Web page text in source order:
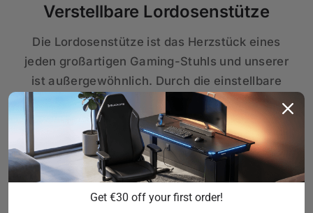
Verstellbare Lordosenstütze
Die Lordosenstütze ist das Herzstück eines
jeden großartigen Gaming-Stuhls und unserer
ist außergewöhnlich. Durch die einstellbare
Höhe und Tiefe sorgt es für eine perfekte
Passform für Ihre Wirbelsäule und bietet
ultimativen Komfort und Halt. Die Rückenlehne
ist mit Memory-Schaum verstärkt, was noch
mehr Weichheit und Komfort bietet und
gleichzeitig hervorragenden Halt für lange
Get €30 off your first order!